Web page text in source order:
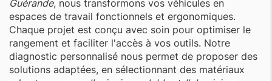
Guérande, nous transformons vos véhicules en
espaces de travail fonctionnels et ergonomiques.
Chaque projet est conçu avec soin pour optimiser le
rangement et faciliter l'accès à vos outils. Notre
diagnostic personnalisé nous permet de proposer des
solutions adaptées, en sélectionnant des matériaux